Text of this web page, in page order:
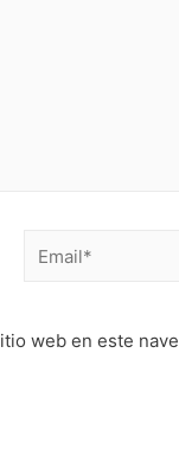
Email*
web en este